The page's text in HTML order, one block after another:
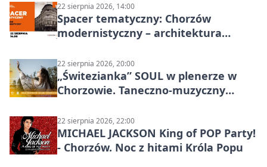
22 sierpnia 2026, 14:00
Spacer tematyczny: Chorzów
modernistyczny – architektura
22 sierpnia 2026, 20:00
„Świtezianka” SOUL w plenerze w
Chorzowie. Taneczno-muzyczny
22 sierpnia 2026, 22:00
MICHAEL JACKSON King of POP Party!
- Chorzów. Noc z hitami Króla Popu